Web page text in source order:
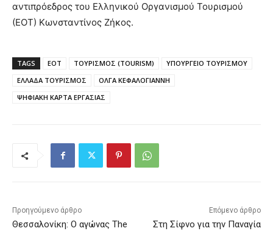
αντιπρόεδρος του Ελληνικού Οργανισμού Τουρισμού
(ΕΟΤ) Κωνσταντίνος Ζήκος.
TAGS ΕΟΤ ΤΟΥΡΙΣΜΟΣ (TOURISM)
ΥΠΟΥΡΓΕΙΟ ΤΟΥΡΙΣΜΟΥ
ΕΛΛΑΔΑ ΤΟΥΡΙΣΜΟΣ
ΟΛΓΑ ΚΕΦΑΛΟΓΙΑΝΝΗ
ΨΗΦΙΑΚΗ ΚΑΡΤΑ ΕΡΓΑΣΙΑΣ
Προηγούμενο άρθρο
Θεσσαλονίκη: Ο αγώνας The
Επόμενο άρθρο
Στη Σίφνο για την Παναγία